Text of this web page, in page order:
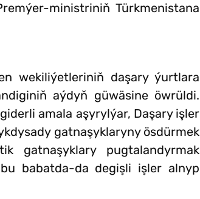
ministriniň Türkmenistana
wekiliýetleriniň daşary ýurtlara
aýdyň güwäsine öwrüldi.
amala aşyrylýar, Daşary işler
gatnaşyklaryny ösdürmek
gatnaşyklary pugtalandyrmak
babatda-da degişli işler alnyp